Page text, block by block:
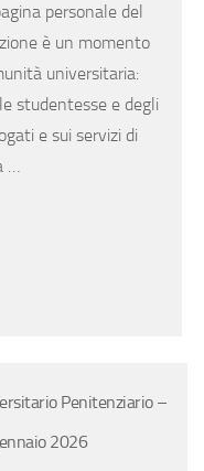
personale del
è un momento
universitaria:
studentesse e degli
e sui servizi di
…
Penitenziario –
2026